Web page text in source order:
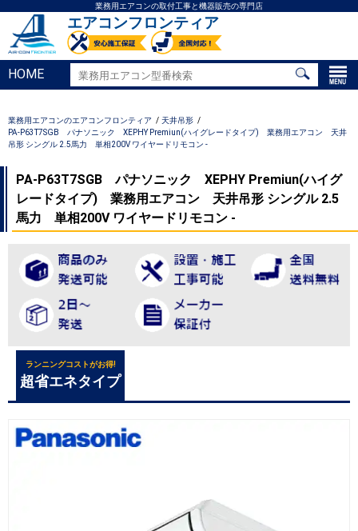
業務用エアコンの取付工事と機器販売の専門店
エアコンフロンティア
HOME
業務用エアコンのエアコンフロンティア
天井吊形
PA-P63T7SGB パナソニック XEPHY Premiun(ハイグレードタイプ) 業務用エアコン 天井
吊形 シングル 2.5馬力 単相200V ワイヤードリモコン -
PA-P63T7SGB パナソニック XEPHY Premiun(ハイグ
レードタイプ) 業務用エアコン 天井吊形 シングル 2.5
馬力 単相200V ワイヤードリモコン -
ランニングコストがお得!
超省エネタイプ